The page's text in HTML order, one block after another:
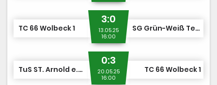
TC 66 Wolbeck 1
3:0
13.05.25
16:00
SG Grün-Weiß Telgte 1
TuS ST. Arnold e.V. TA 1
0:3
20.05.25
16:00
TC 66 Wolbeck 1